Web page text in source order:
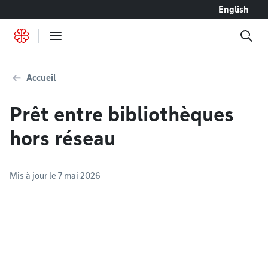
English
Accueil
Prêt entre bibliothèques
hors réseau
Mis à jour le 7 mai 2026